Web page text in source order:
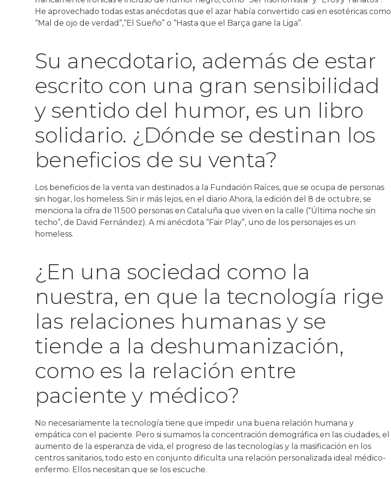
He aprovechado todas estas anécdotas que el azar había convertido casi en esotéricas como
“Mal de ojo de verdad”,“El Sueño” o “Hasta que el Barça gane la Liga”.
Su anecdotario, además de estar
escrito con una gran sensibilidad
y sentido del humor, es un libro
solidario. ¿Dónde se destinan los
beneficios de su venta?
Los beneficios de la venta van destinados a la Fundación Raíces, que se ocupa de personas
sin hogar, los homeless. Sin ir más lejos, en el diario Ahora, la edición del 8 de octubre, se
menciona la cifra de 11.500 personas en Cataluña que viven en la calle (“Última noche sin
techo”, de David Fernández). A mi anécdota “Fair Play”, uno de los personajes es un
homeless.
¿En una sociedad como la
nuestra, en que la tecnología rige
las relaciones humanas y se
tiende a la deshumanización,
como es la relación entre
paciente y médico?
No necesariamente la tecnología tiene que impedir una buena relación humana y
empática con el paciente. Pero si sumamos la concentración demográfica en las ciudades, el
aumento de la esperanza de vida, el progreso de las tecnologías y la masificación en los
centros sanitarios, todo esto en conjunto dificulta una relación personalizada ideal médico-
enfermo. Ellos necesitan que se los escuche.